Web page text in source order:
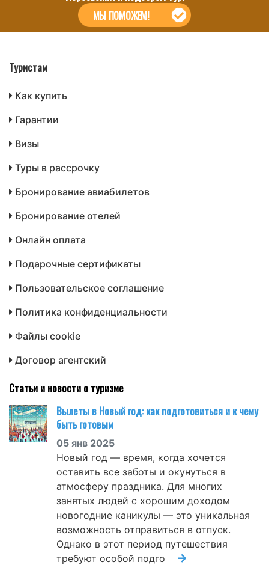
МЫ ПОМОЖЕМ!
Туристам
Как купить
Гарантии
Визы
Туры в рассрочку
Бронирование авиабилетов
Бронирование отелей
Онлайн оплата
Подарочные сертификаты
Пользовательское соглашение
Политика конфиденциальности
Файлы cookie
Договор агентский
Статьи и новости о туризме
Вылеты в Новый год: как подготовиться и к чему
быть готовым
05 янв 2025
Новый год — время, когда хочется
оставить все заботы и окунуться в
атмосферу праздника. Для многих
занятых людей с хорошим доходом
новогодние каникулы — это уникальная
возможность отправиться в отпуск.
Однако в этот период путешествия
требуют особой подго